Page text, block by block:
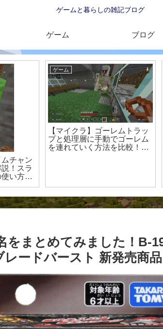
ゲームと暮らしの雑記ブログ
ゲーム ブログ
トゥー
イダー
まと
ブログ
【ソーダストリーム】自家製
レモンスカッシュなら簡単で
子供も大人もおいしい！！手
をまとめてみました！B-
ードバースト 新発売商品